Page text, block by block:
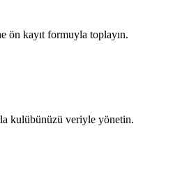
ön kayıt formuyla toplayın.
kulübünüzü veriyle yönetin.